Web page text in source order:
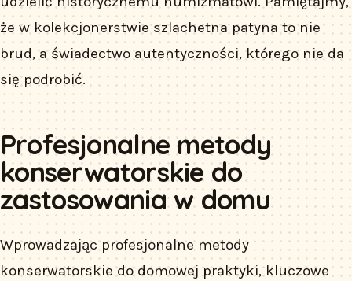
że w kolekcjonerstwie szlachetna patyna to nie
brud, a świadectwo autentyczności, którego nie da
się podrobić.
Profesjonalne metody
konserwatorskie do
zastosowania w domu
Wprowadzając profesjonalne metody
konserwatorskie do domowej praktyki, kluczowe